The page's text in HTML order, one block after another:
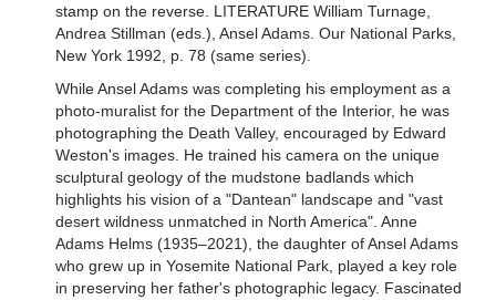
stamp on the reverse. LITERATURE William Turnage,
Andrea Stillman (eds.), Ansel Adams. Our National Parks,
New York 1992, p. 78 (same series).
While Ansel Adams was completing his employment as a
photo-muralist for the Department of the Interior, he was
photographing the Death Valley, encouraged by Edward
Weston's images. He trained his camera on the unique
sculptural geology of the mudstone badlands which
highlights his vision of a "Dantean" landscape and "vast
desert wildness unmatched in North America". Anne
Adams Helms (1935–2021), the daughter of Ansel Adams
who grew up in Yosemite National Park, played a key role
in preserving her father's photographic legacy. Fascinated